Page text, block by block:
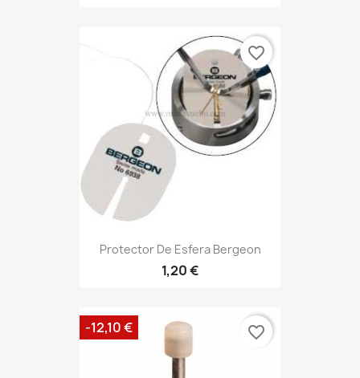
Protector De Esfera Bergeon
1,20 €
favorite_border
-12,10 € favorite_border